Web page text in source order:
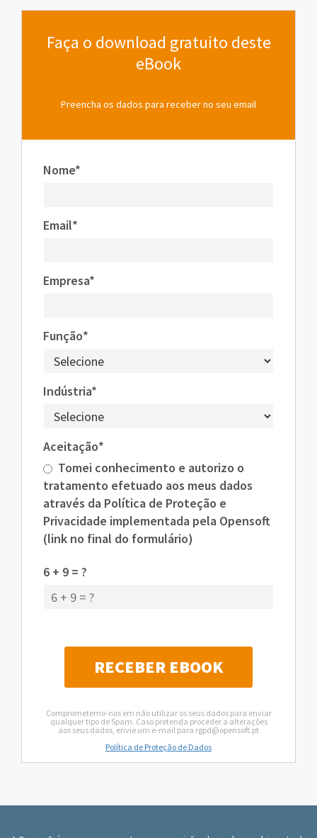
Faça o download gratuito deste
eBook
Preencha os dados para receber no seu email
Nome*
Email*
Empresa*
Função*
Indústria*
Aceitação*
Tomei conhecimento e autorizo o
tratamento efetuado aos meus dados
através da Política de Proteção e
Privacidade implementada pela Opensoft
(link no final do formulário)
6 + 9 = ?
Comprometemo-nos em não utilizar os seus dados para enviar
qualquer tipo de Spam. Caso pretenda proceder a alterações
aos seus dados, envie um e-mail para rgpd@opensoft.pt
Política de Proteção de Dados